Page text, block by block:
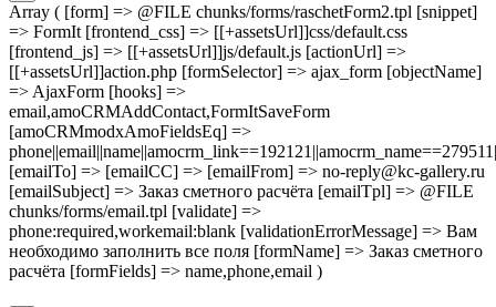
Array ( [form] => @FILE chunks/forms/raschetForm2.tpl [snippet]
=> FormIt [frontend_css] => [[+assetsUrl]]css/default.css
[frontend_js] => [[+assetsUrl]]js/default.js [actionUrl] =>
[[+assetsUrl]]action.php [formSelector] => ajax_form [objectName]
=> AjaxForm [hooks] =>
email,amoCRMAddContact,FormItSaveForm
[amoCRMmodxAmoFieldsEq] =>
[emailTo] => [emailCC] => [emailFrom] => no-reply@kc-gallery.ru
[emailSubject] => Заказ сметного расчёта [emailTpl] => @FILE
chunks/forms/email.tpl [validate] =>
phone:required,workemail:blank [validationErrorMessage] => Вам
необходимо заполнить все поля [formName] => Заказ сметного
расчёта [formFields] => name,phone,email )